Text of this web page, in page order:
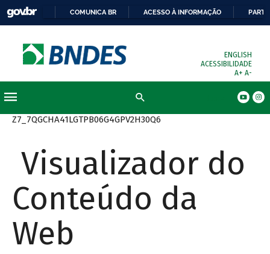
COMUNICA BR ACESSO À INFORMAÇÃO
ENGLISH
ACESSIBILIDADE
A+ A-
Z7_7QGCHA41LGTPB06G4GPV2H30Q6
Visualizador do
Conteúdo da
Web